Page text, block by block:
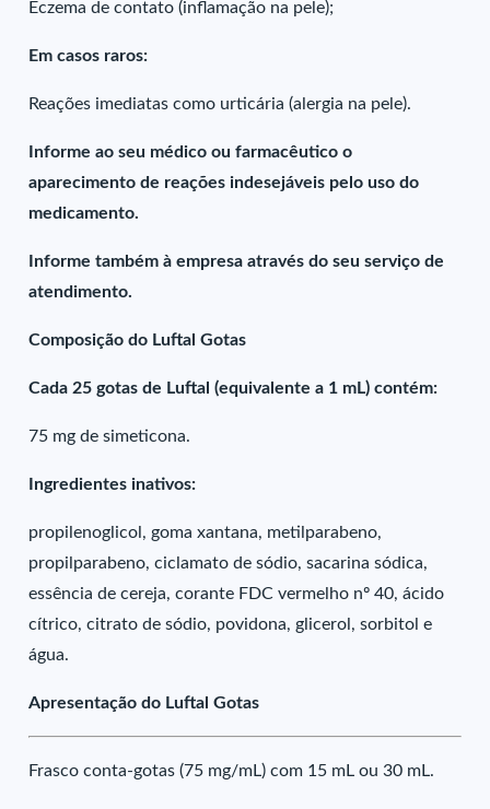
Eczema de contato (inflamação na pele);
Em casos raros:
Reações imediatas como urticária (alergia na pele).
Informe ao seu médico ou farmacêutico o
aparecimento de reações indesejáveis pelo uso do
medicamento.
Informe também à empresa através do seu serviço de
atendimento.
Composição do Luftal Gotas
Cada 25 gotas de Luftal (equivalente a 1 mL) contém:
75 mg de simeticona.
Ingredientes inativos:
propilenoglicol, goma xantana, metilparabeno,
propilparabeno, ciclamato de sódio, sacarina sódica,
essência de cereja, corante FDC vermelho nº 40, ácido
cítrico, citrato de sódio, povidona, glicerol, sorbitol e
água.
Apresentação do Luftal Gotas
Frasco conta-gotas (75 mg/mL) com 15 mL ou 30 mL.